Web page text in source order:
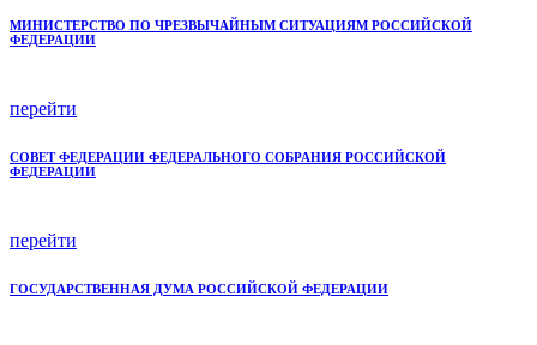
МИНИСТЕРСТВО ПО ЧРЕЗВЫЧАЙНЫМ СИТУАЦИЯМ РОССИЙСКОЙ
ФЕДЕРАЦИИ
перейти
СОВЕТ ФЕДЕРАЦИИ ФЕДЕРАЛЬНОГО СОБРАНИЯ РОССИЙСКОЙ
ФЕДЕРАЦИИ
перейти
ГОСУДАРСТВЕННАЯ ДУМА РОССИЙСКОЙ ФЕДЕРАЦИИ